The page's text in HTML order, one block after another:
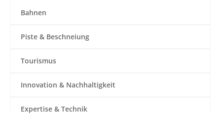
Bahnen
Piste & Beschneiung
Tourismus
Innovation & Nachhaltigkeit
Expertise & Technik